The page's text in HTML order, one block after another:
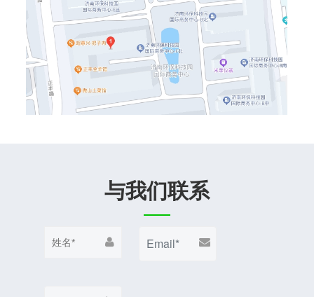
与我们联系